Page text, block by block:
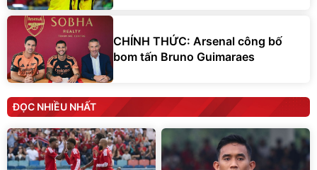
CHÍNH THỨC: Arsenal công bố
bom tấn Bruno Guimaraes
ĐỌC NHIỀU NHẤT